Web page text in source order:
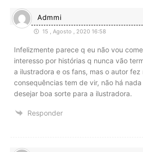
Admmi
15 , Agosto , 2020 16:58
Infelizmente parece q eu não vou
interesso por histórias q nunca vão
a ilustradora e os fans, mas o autor fez
consequências tem de vir, não há
desejar boa sorte para a ilustradora.
Responder